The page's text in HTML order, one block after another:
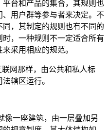
台和产品的集合，其规则也
用户群等参与者来决定。不
，其制定的规则也有不同的
，一种规则不一定适合所有
采用相应的规范。
网那样，由公共和私人标
辖区运行。
像一座建筑，由一层叠加另